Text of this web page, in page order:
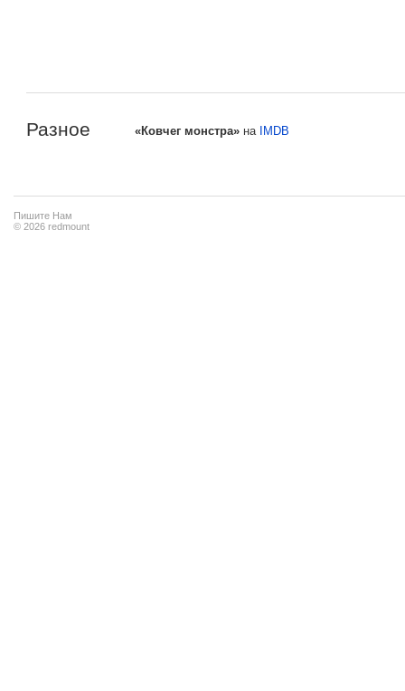
Разное «Ковчег монстра» на IMDB
Пишите Нам
© 2026 redmount